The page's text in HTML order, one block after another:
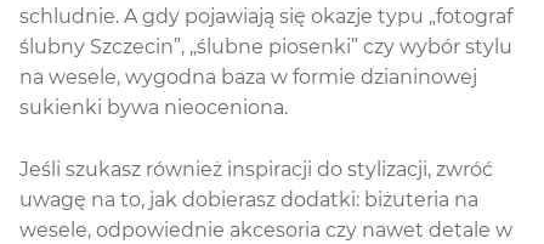
schludnie. A gdy pojawiają się okazje typu „fotograf
ślubny Szczecin”, „ślubne piosenki” czy wybór stylu
na wesele, wygodna baza w formie dzianinowej
sukienki bywa nieoceniona.
Jeśli szukasz również inspiracji do stylizacji, zwróć
uwagę na to, jak dobierasz dodatki: biżuteria na
wesele, odpowiednie akcesoria czy nawet detale w